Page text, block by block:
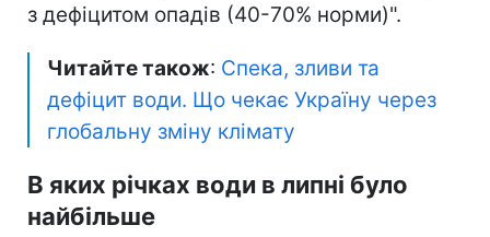
з дефіцитом опадів (40-70% норми)".
Читайте також: Спека, зливи та
дефіцит води. Що чекає Україну через
глобальну зміну клімату
В яких річках води в липні було
найбільше